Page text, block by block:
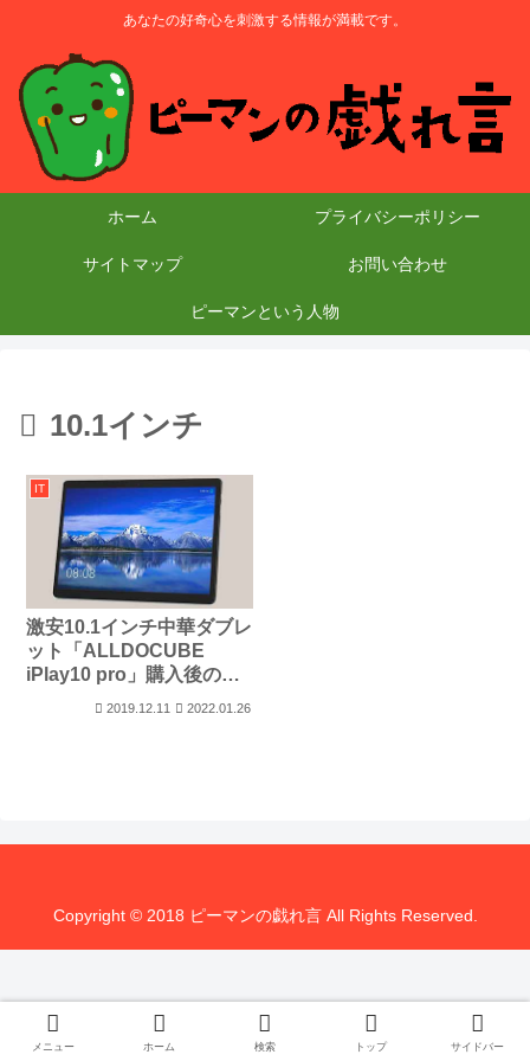
あなたの好奇心を刺激する情報が満載です。
ホーム プライバシーポリシー
サイトマップ お問い合わせ
ピーマンという人物
10.1インチ
IT
激安10.1インチ中華ダブレ
ット「ALLDOCUBE
iPlay10 pro」購入後のレ
2019.12.11 2022.01.26
Copyright © 2018 ピーマンの戯れ言 All Rights Reserved.
メニュー ホーム 検索 トップ サイドバー